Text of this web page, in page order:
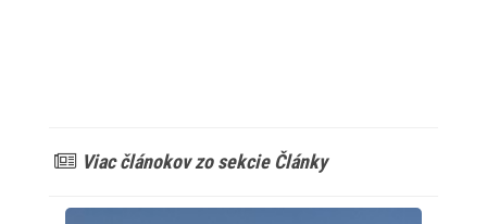
Viac článokov zo sekcie Články